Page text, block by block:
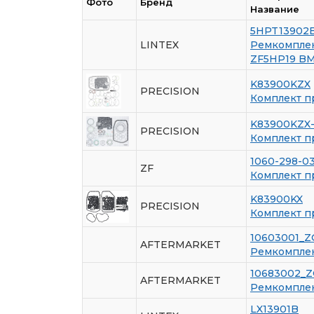
Название
LINTEX
ZF5HP19
PRECISION
K83900KZX
Комплект
PRECISION
Комплект
ZF
1060-298-
Комплект
PRECISION
K83900KX
Комплект
AFTERMARKET
AFTERMARKET
LX13901B